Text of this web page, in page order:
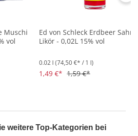
Muschi
vol
von 5 von 5 Sternen
Ed von Schleck Erdbeer Sahne
Likör - 0,02L 15% vol
0.02 l (74,50 €* / 1 l)
1,49 €* 1,59 €*
weitere Top-Kategorien bei